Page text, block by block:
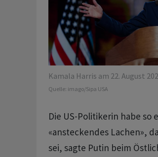
Kamala Harris am 22. August
Quelle: imago/Sipa USA
Die US-Politikerin habe so
«ansteckendes Lachen»,
sei, sagte Putin beim